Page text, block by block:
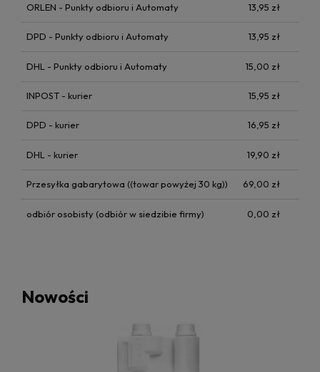
ORLEN - Punkty odbioru i Automaty 13,95 zł
DPD - Punkty odbioru i Automaty 13,95 zł
DHL - Punkty odbioru i Automaty 15,00 zł
INPOST - kurier 15,95 zł
DPD - kurier 16,95 zł
DHL - kurier 19,90 zł
Przesyłka gabarytowa ((towar powyżej 30 kg)) 69,00 zł
odbiór osobisty(odbiór w siedzibie firmy) 0,00 zł
Nowości